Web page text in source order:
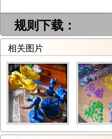
规则下载：
相关图片